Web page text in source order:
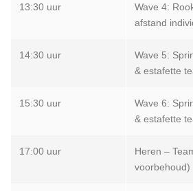
13:30 uur
Wave 4:
afstand
14:30 uur
Wave 5:
& estafette
15:30 uur
Wave 6:
& estafette
17:00 uur
Heren –
voorbehoud)